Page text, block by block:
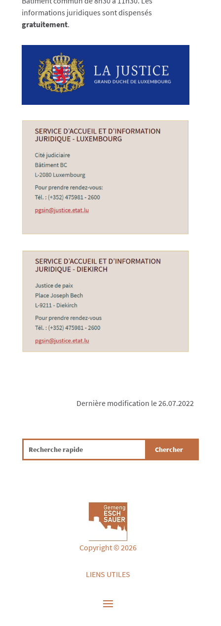
informations juridiques sont dispensés
gratuitement.
Dernière modification le 26.07.2022
Copyright © 2026
LIENS UTILES